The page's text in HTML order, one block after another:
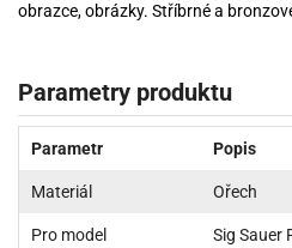
obrazce, obrázky. Stříbrné a
Parametry produktu
Parametr Popis
Materiál Ořech
Pro model Sig Sauer